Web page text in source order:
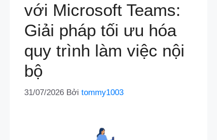
với Microsoft Teams:
Giải pháp tối ưu hóa
quy trình làm việc nội
bộ
31/07/2026 Bởi tommy1003